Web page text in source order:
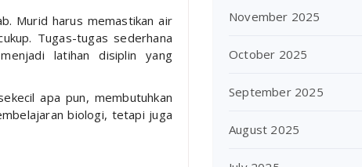
Murid harus memastikan air
Tugas-tugas sederhana
latihan disiplin yang
apa pun, membutuhkan
biologi, tetapi juga
November 2025
October 2025
September 2025
August 2025